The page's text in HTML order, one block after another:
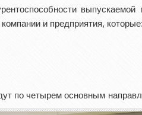
выпускаемой
и предприятия, которые:
по четырем основным